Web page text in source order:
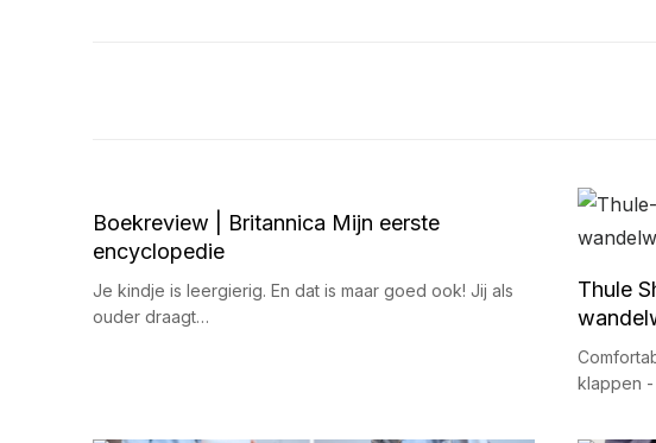
Boekreview | Britannica Mijn eerste
encyclopedie
Je kindje is leergierig. En dat is maar goed ook! Jij als
ouder draagt…
Thule
klappen